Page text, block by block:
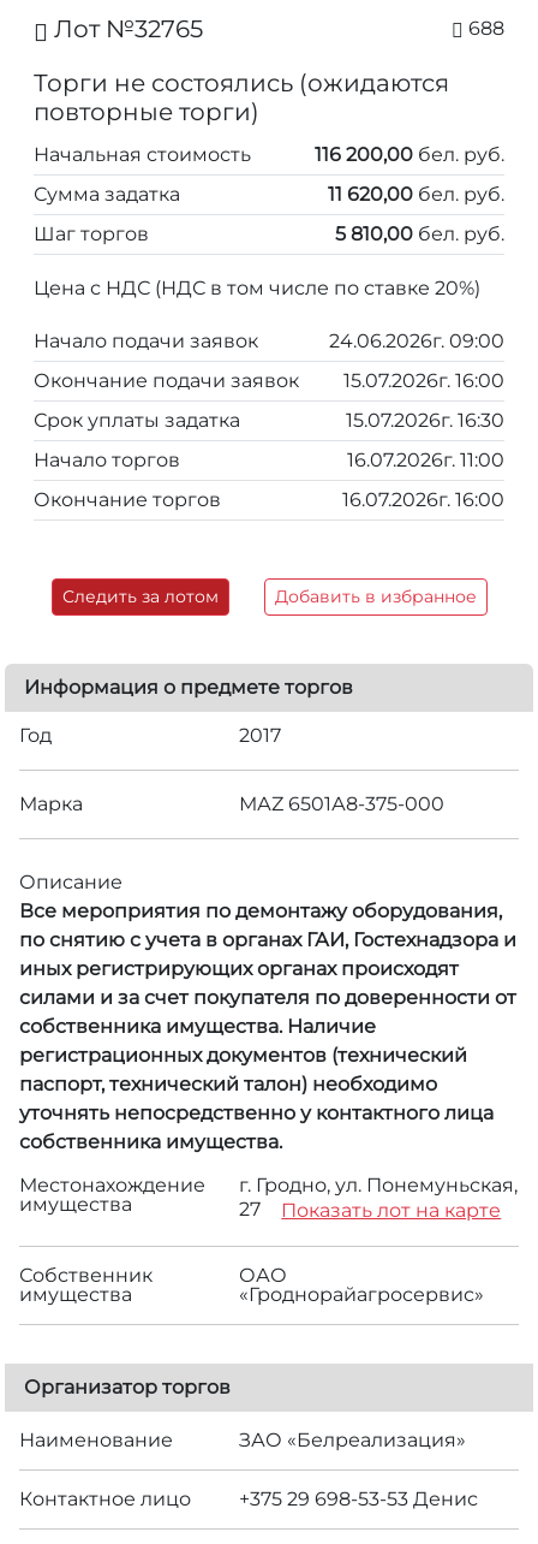
Лот №32765 688
Торги не состоялись (ожидаются
повторные торги)
Начальная стоимость 116 200,00 бел. руб.
Сумма задатка
11 620,00 бел. руб.
Шаг торгов
5 810,00 бел. руб.
Цена с НДС (НДС в том числе по ставке 20%)
Начало подачи заявок
24.06.2026г. 09:00
Окончание подачи заявок
15.07.2026г. 16:00
Срок уплаты задатка
15.07.2026г. 16:30
Начало торгов
16.07.2026г. 11:00
Окончание торгов
16.07.2026г. 16:00
Следить за лотом Добавить в избранное
Информация о предмете торгов
Год 2017
Марка МАZ 6501А8-375-000
Описание
Все мероприятия по демонтажу оборудования,
по снятию с учета в органах ГАИ, Гостехнадзора и
иных регистрирующих органах происходят
силами и за счет покупателя по доверенности от
собственника имущества. Наличие
регистрационных документов (технический
паспорт, технический талон) необходимо
уточнять непосредственно у контактного лица
собственника имущества.
Местонахождение
имущества
г. Гродно, ул. Понемуньская,
27
Показать лот на карте
Собственник
имущества
ОАО
«Гроднорайагросервис»
Организатор торгов
Наименование ЗАО «Белреализация»
Контактное лицо +375 29 698-53-53 Денис